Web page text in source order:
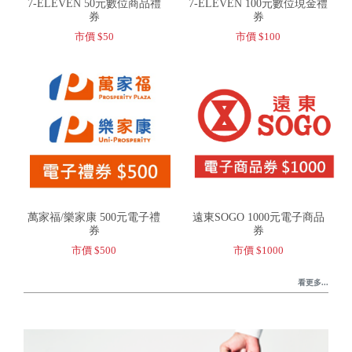
7-ELEVEN 50元數位商品禮
券
市價 $50
7-ELEVEN 100元數位現金禮
券
市價 $100
萬家福/樂家康 500元電子禮
券
市價 $500
遠東SOGO 1000元電子商品
券
市價 $1000
看更多...